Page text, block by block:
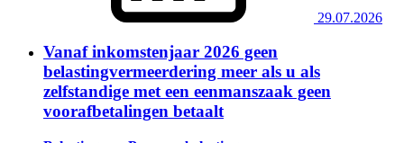
29.07.2026
Vanaf inkomstenjaar 2026 geen
belastingvermeerdering meer als u als
zelfstandige met een eenmanszaak geen
voorafbetalingen betaalt